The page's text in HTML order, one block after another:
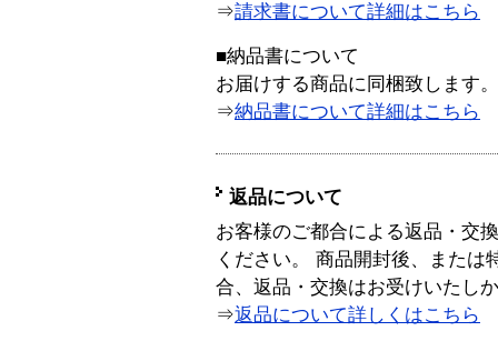
⇒請求書について詳細はこちら
■納品書について
お届けする商品に同梱致します。
⇒納品書について詳細はこちら
返品について
お客様のご都合による返品・交
ください。 商品開封後、または
合、返品・交換はお受けいたし
⇒返品について詳しくはこちら